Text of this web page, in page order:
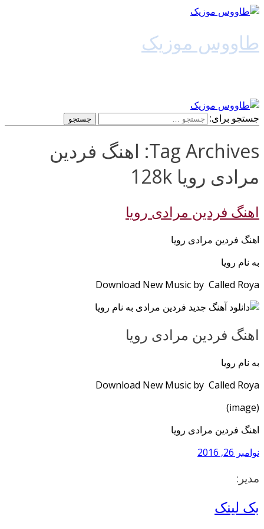
طاووس موزیک
جستجو برای:
Tag Archives: اهنگ فردین
مرادی رویا 128k
اهنگ فردین مرادی رویا
اهنگ فردین مرادی رویا
به نام رویا
Download New Music by Called Roya
اهنگ فردین مرادی رویا
به نام رویا
Download New Music by Called Roya
(image)
اهنگ فردین مرادی رویا
نوامبر 26, 2016
مدیر:
بک لینک